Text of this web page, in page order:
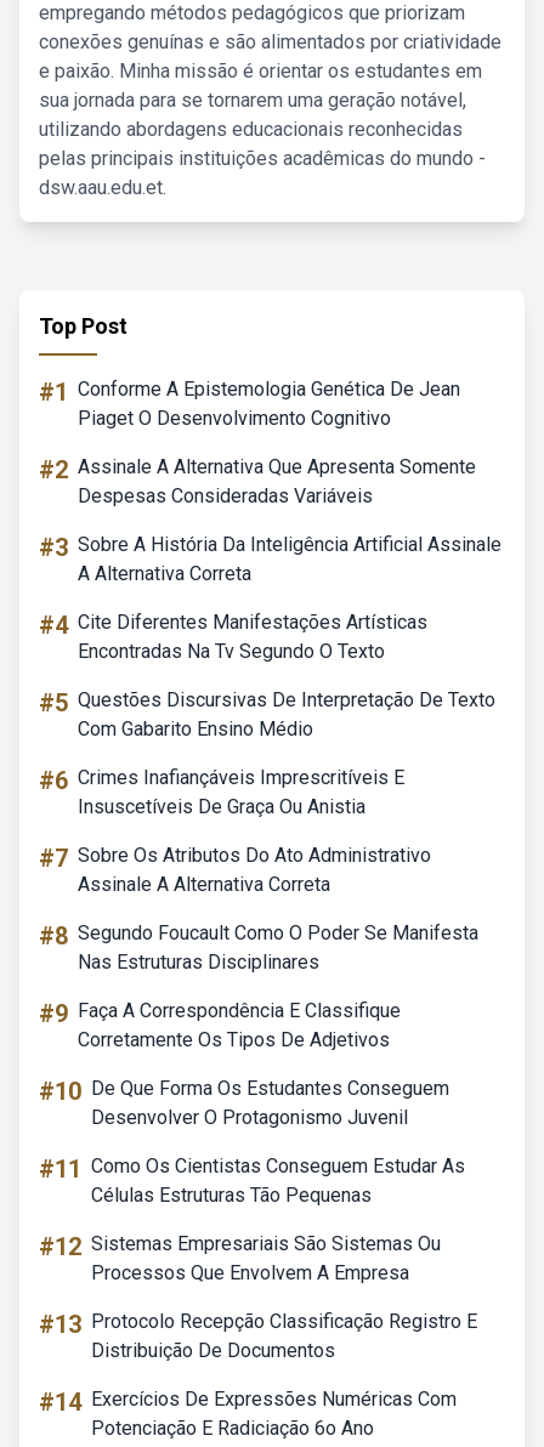
empregando métodos pedagógicos que priorizam
conexões genuínas e são alimentados por criatividade
e paixão. Minha missão é orientar os estudantes em
sua jornada para se tornarem uma geração notável,
utilizando abordagens educacionais reconhecidas
pelas principais instituições acadêmicas do mundo -
dsw.aau.edu.et.
Top Post
#1 Conforme A Epistemologia Genética De Jean
Piaget O Desenvolvimento Cognitivo
#2 Assinale A Alternativa Que Apresenta Somente
Despesas Consideradas Variáveis
#3 Sobre A História Da Inteligência Artificial Assinale
A Alternativa Correta
#4 Cite Diferentes Manifestações Artísticas
Encontradas Na Tv Segundo O Texto
#5 Questões Discursivas De Interpretação De Texto
Com Gabarito Ensino Médio
#6 Crimes Inafiançáveis Imprescritíveis E
Insuscetíveis De Graça Ou Anistia
#7 Sobre Os Atributos Do Ato Administrativo
Assinale A Alternativa Correta
#8 Segundo Foucault Como O Poder Se Manifesta
Nas Estruturas Disciplinares
#9 Faça A Correspondência E Classifique
Corretamente Os Tipos De Adjetivos
#10 De Que Forma Os Estudantes Conseguem
Desenvolver O Protagonismo Juvenil
#11 Como Os Cientistas Conseguem Estudar As
Células Estruturas Tão Pequenas
#12 Sistemas Empresariais São Sistemas Ou
Processos Que Envolvem A Empresa
#13 Protocolo Recepção Classificação Registro E
Distribuição De Documentos
#14 Exercícios De Expressões Numéricas Com
Potenciação E Radiciação 6o Ano